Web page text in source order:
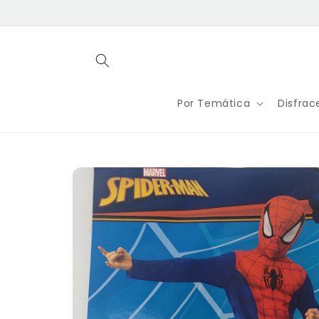
al contenido
Por Temática
directamente
a la
información
del producto